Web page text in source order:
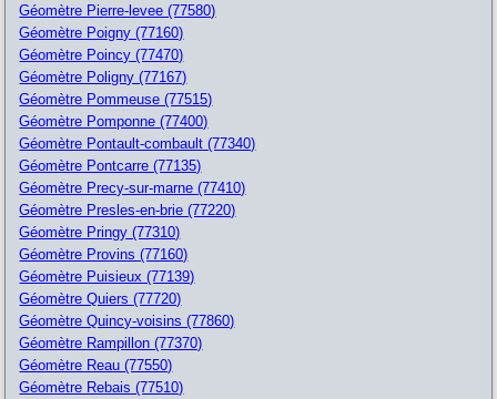
Géomètre Pierre-levee (77580)
Géomètre Poigny (77160)
Géomètre Poincy (77470)
Géomètre Poligny (77167)
Géomètre Pommeuse (77515)
Géomètre Pomponne (77400)
Géomètre Pontault-combault (77340)
Géomètre Pontcarre (77135)
Géomètre Precy-sur-marne (77410)
Géomètre Presles-en-brie (77220)
Géomètre Pringy (77310)
Géomètre Provins (77160)
Géomètre Puisieux (77139)
Géomètre Quiers (77720)
Géomètre Quincy-voisins (77860)
Géomètre Rampillon (77370)
Géomètre Reau (77550)
Géomètre Rebais (77510)